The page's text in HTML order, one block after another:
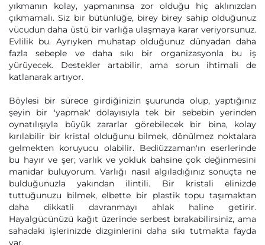
yıkmanın kolay, yapmanınsa zor olduğu hiç aklınızdan
çıkmamalı. Siz bir bütünlüğe, birey birey sahip olduğunuz
vücudun daha üstü bir varlığa ulaşmaya karar veriyorsunuz.
Evlilik bu. Ayrıyken muhatap olduğunuz dünyadan daha
fazla sebeple ve daha sıkı bir organizasyonla bu iş
yürüyecek. Destekler artabilir, ama sorun ihtimali de
katlanarak artıyor.
Böylesi bir sürece girdiğinizin şuurunda olup, yaptığınız
şeyin bir 'yapmak' dolayısıyla tek bir sebebin yerinden
oynatılışıyla büyük zararlar görebilecek bir bina, kolay
kırılabilir bir kristal olduğunu bilmek, dönülmez noktalara
gelmekten koruyucu olabilir. Bediüzzaman'ın eserlerinde
bu hayır ve şer; varlık ve yokluk bahsine çok değinmesini
manidar buluyorum. Varlığı nasıl algıladığınız sonuçta ne
bulduğunuzla yakından ilintili. Bir kristali elinizde
tuttuğunuzu bilmek, elbette bir plastik topu taşımaktan
daha dikkatli davranmayı ahlak haline getirir.
Hayalgücünüzü kağıt üzerinde serbest bırakabilirsiniz, ama
sahadaki işlerinizde dizginlerini daha sıkı tutmakta fayda
var.